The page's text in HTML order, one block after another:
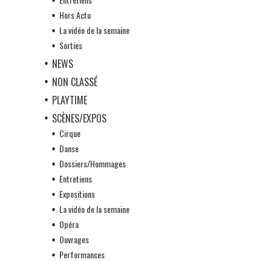
Hors Actu
La vidéo de la semaine
Sorties
NEWS
NON CLASSÉ
PLAYTIME
SCÈNES/EXPOS
Cirque
Danse
Dossiers/Hommages
Entretiens
Expositions
La vidéo de la semaine
Opéra
Ouvrages
Performances